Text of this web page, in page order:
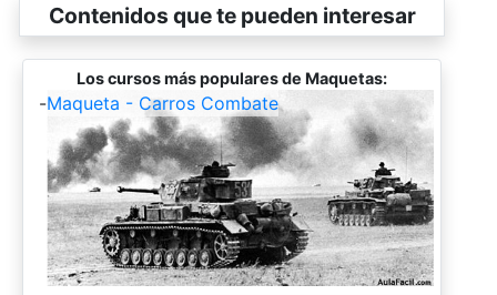
Contenidos que te pueden interesar
Los cursos más populares de Maquetas:
-Maqueta - Carros Combate